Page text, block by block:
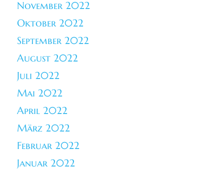
November 2022
Oktober 2022
September 2022
August 2022
Juli 2022
Mai 2022
April 2022
März 2022
Februar 2022
Januar 2022